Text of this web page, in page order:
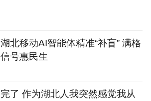
湖北移动AI智能体精准“补盲” 满格
信号惠民生
完了 作为湖北人我突然感觉我从